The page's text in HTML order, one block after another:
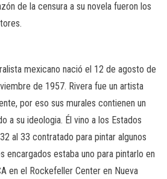
de la censura a su novela fueron los
mexicano nació el 12 de agosto de
de 1957. Rivera fue un artista
por eso sus murales contienen un
a su ideologia. Él vino a los Estados
al 33 contratado para pintar algunos
encargados estaba uno para pintarlo en
en el Rockefeller Center en Nueva